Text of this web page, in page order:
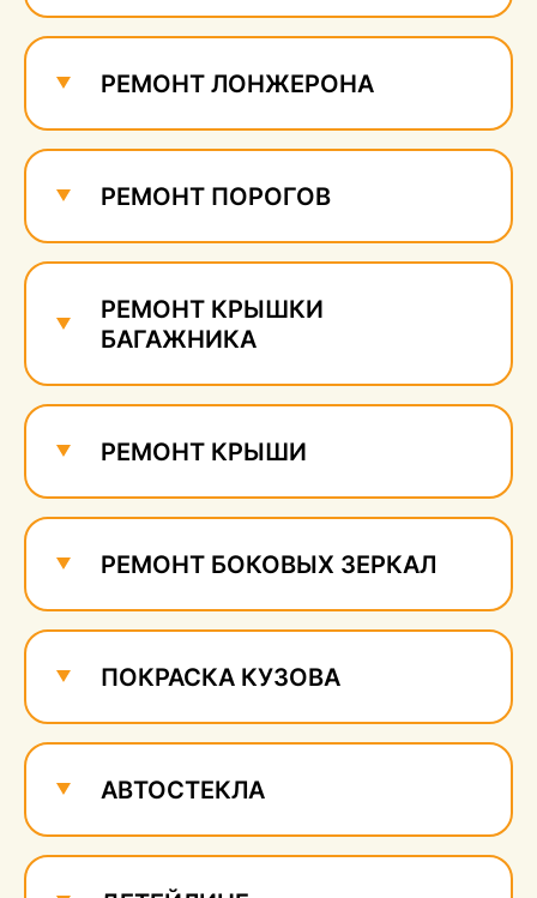
Ремонт и удаление
РЕМОНТ ЛОНЖЕРОНА
РЕМОНТ ПОРОГОВ
РЕМОНТ КРЫШКИ
БАГАЖНИКА
РЕМОНТ КРЫШИ
РЕМОНТ БОКОВЫХ ЗЕРКАЛ
ПОКРАСКА КУЗОВА
АВТОСТЕКЛА